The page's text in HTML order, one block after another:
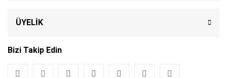
ÜYELİK
Bizi Takip Edin